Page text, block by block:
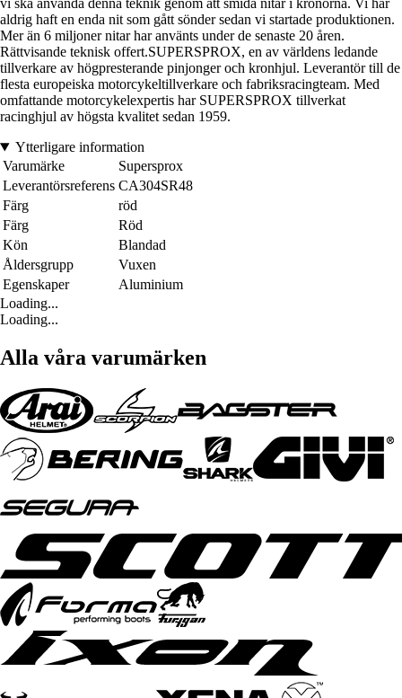
vi ska använda denna teknik genom att smida nitar i kronorna. Vi har
aldrig haft en enda nit som gått sönder sedan vi startade produktionen.
Mer än 6 miljoner nitar har använts under de senaste 20 åren.
Rättvisande teknisk offert.SUPERSPROX, en av världens ledande
tillverkare av högpresterande pinjonger och kronhjul. Leverantör till de
flesta europeiska motorcykeltillverkare och fabriksracingteam. Med
omfattande motorcykelexpertis har SUPERSPROX tillverkat
racinghjul av högsta kvalitet sedan 1959.
Ytterligare information
Varumärke
Supersprox
Leverantörsreferens CA304SR48
Färg
röd
Färg
Röd
Kön
Blandad
Åldersgrupp
Vuxen
Egenskaper
Aluminium
Loading...
Loading...
Alla våra varumärken